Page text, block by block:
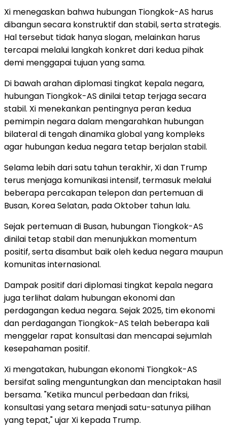
Xi menegaskan bahwa hubungan Tiongkok-AS harus
dibangun secara konstruktif dan stabil, serta strategis.
Hal tersebut tidak hanya slogan, melainkan harus
tercapai melalui langkah konkret dari kedua pihak
demi menggapai tujuan yang sama.
Di bawah arahan diplomasi tingkat kepala negara,
hubungan Tiongkok-AS dinilai tetap terjaga secara
stabil. Xi menekankan pentingnya peran kedua
pemimpin negara dalam mengarahkan hubungan
bilateral di tengah dinamika global yang kompleks
agar hubungan kedua negara tetap berjalan stabil.
Selama lebih dari satu tahun terakhir, Xi dan Trump
terus menjaga komunikasi intensif, termasuk melalui
beberapa percakapan telepon dan pertemuan di
Busan, Korea Selatan, pada Oktober tahun lalu.
Sejak pertemuan di Busan, hubungan Tiongkok-AS
dinilai tetap stabil dan menunjukkan momentum
positif, serta disambut baik oleh kedua negara maupun
komunitas internasional.
Dampak positif dari diplomasi tingkat kepala negara
juga terlihat dalam hubungan ekonomi dan
perdagangan kedua negara. Sejak 2025, tim ekonomi
dan perdagangan Tiongkok-AS telah beberapa kali
menggelar rapat konsultasi dan mencapai sejumlah
kesepahaman positif.
Xi mengatakan, hubungan ekonomi Tiongkok-AS
bersifat saling menguntungkan dan menciptakan hasil
bersama. "Ketika muncul perbedaan dan friksi,
konsultasi yang setara menjadi satu-satunya pilihan
yang tepat," ujar Xi kepada Trump.